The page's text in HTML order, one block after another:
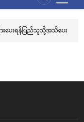
းပေးရန်ပြည်သူသို့အသိပေး